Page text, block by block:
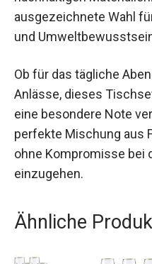
ausgezeichnete Wahl
und
Ob für das tägliche
Anlässe, dieses
eine besondere Note
perfekte Mischung aus
ohne Kompromisse bei
einzugehen.
Ähnliche